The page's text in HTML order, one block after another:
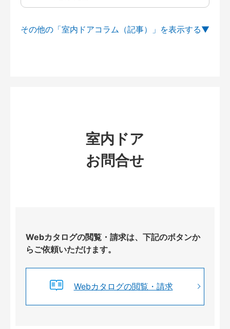
その他の「室内ドアコラム（記事）」を
室内ドア
お問合せ
Webカタログの閲覧・請求は、下記のボタンか
らご依頼いただけます。
Webカタログの閲覧・請求